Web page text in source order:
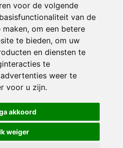
voor de volgende
van de
, om een betere
te bieden, om uw
en diensten te
te
weer te
voor u zijn.
akkoord
weiger
| Alle rechten voorbehouden
Klachtenregeling|RSIN en Anbi
The MindOffice